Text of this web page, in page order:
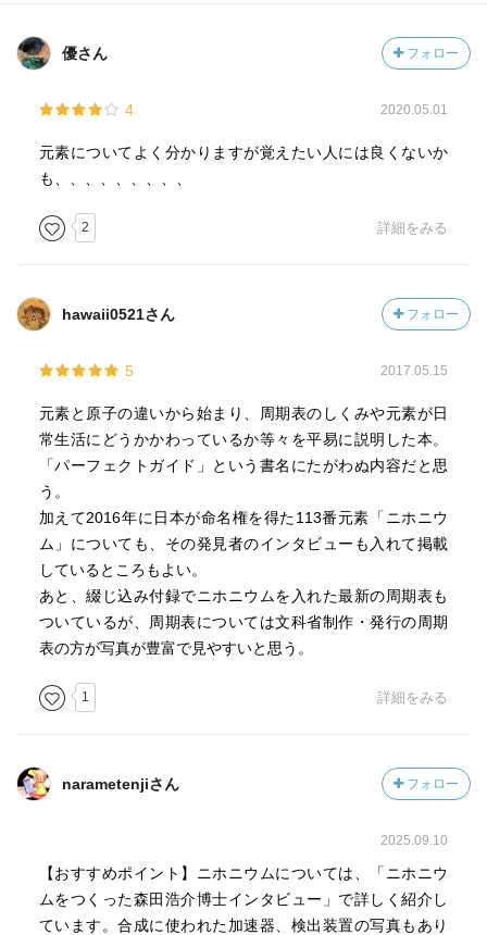
優さん フォロー
4 2020.05.01
元素についてよく分かりますが覚えたい人には良くないか
も、、、、、、、、、
2 詳細をみる
hawaii0521さん フォロー
5 2017.05.15
元素と原子の違いから始まり、周期表のしくみや元素が日
常生活にどうかかわっているか等々を平易に説明した本。
「パーフェクトガイド」という書名にたがわぬ内容だと思
う。
加えて2016年に日本が命名権を得た113番元素「ニホニウ
ム」についても、その発見者のインタビューも入れて掲載
しているところもよい。
あと、綴じ込み付録でニホニウムを入れた最新の周期表も
ついているが、周期表については文科省制作・発行の周期
表の方が写真が豊富で見やすいと思う。
1 詳細をみる
narametenjiさん フォロー
2025.09.10
【おすすめポイント】ニホニウムについては、「ニホニウ
ムをつくった森田浩介博士インタビュー」で詳しく紹介し
ています。合成に使われた加速器、検出装置の写真もあり